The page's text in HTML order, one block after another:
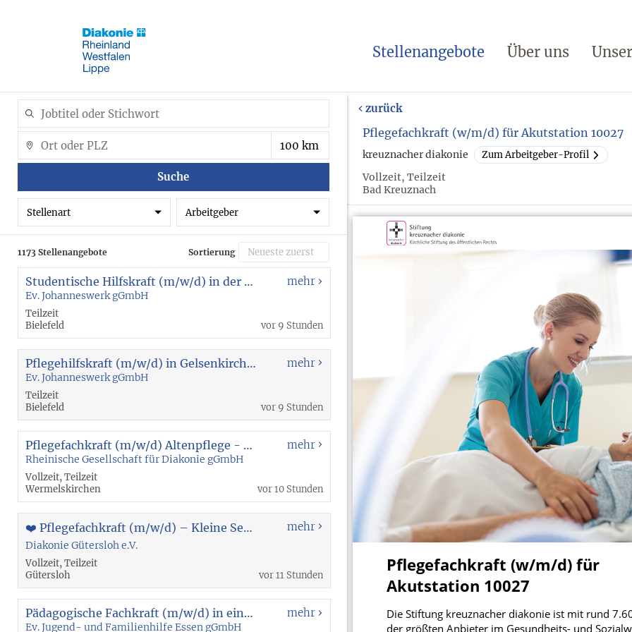
Stellenangebote Über uns
Suche
Stellenart Arbeitgeber
1173 Stellenangebote Sortierung
Studentische Hilfskraft (m/w/d) in der Eingliederungshilfe - Ambulant Betreutes Wohnen Bochum
Ev. Johanneswerk gGmbH
Teilzeit
Bielefeld
mehr
vor 9 Stunden
Pflegehilfskraft (m/w/d) in Gelsenkirchen-Feldmark
Ev. Johanneswerk gGmbH
Teilzeit
Bielefeld
mehr
vor 9 Stunden
Pflegefachkraft (m/w/d) Altenpflege - Wermelskirchen
Rheinische Gesellschaft für Diakonie gGmbH
Vollzeit, Teilzeit
Wermelskirchen
mehr
vor 10 Stunden
❤️ Pflegefachkraft (m/w/d) – Kleine Senioren-WG | 20 - 30 Std. | unbefristet
Diakonie Gütersloh e.V.
Vollzeit, Teilzeit
Gütersloh
mehr
vor 11 Stunden
Pädagogische Fachkraft (m/w/d) in einem stationären Angebot für Jungen
Ev. Jugend- und Familienhilfe Essen gGmbH
mehr
zurück
Pflegefachkraft (w/m/d) für Akutstation 10027
kreuznacher diakonie Zum Arbeitgeber-Profil
Vollzeit, Teilzeit
Bad Kreuznach